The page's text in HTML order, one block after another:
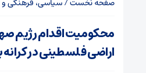
صفحه نخست/سیاسی، فرهنگی و
محکومیت اقدام رژیم
اراضی فلسطینی در